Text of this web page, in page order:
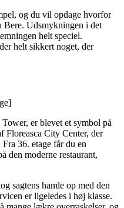
og du vil opdage hvorfor
Bere. Udsmykningen i det
helt speciel.
helt sikkert noget, der
er blevet et symbol på
Floreasca City Center, der
36. etage får du en
den moderne restaurant,
sagtens hamle op med den
er ligeledes i høj klasse.